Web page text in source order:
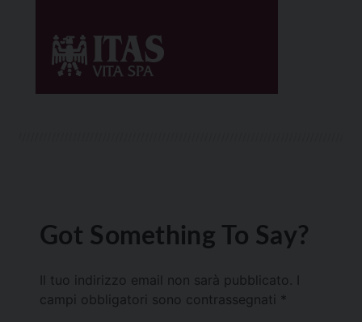
Got Something To Say?
Il tuo indirizzo email non sarà pubblicato.
campi obbligatori sono contrassegnati *